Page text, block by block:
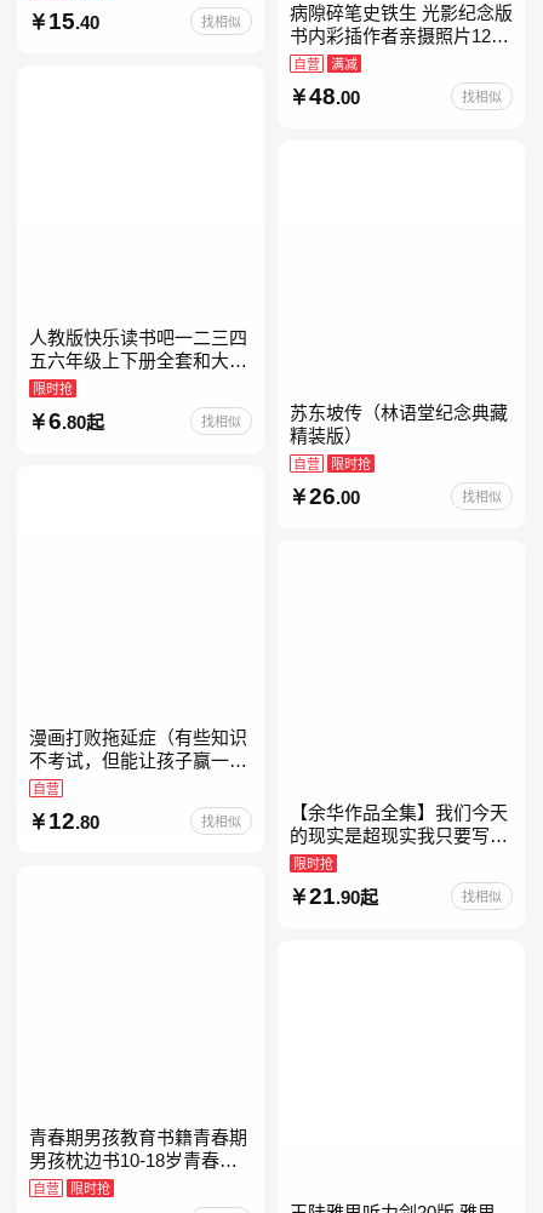
15.40 找相似
病隙碎笔史铁生 光影纪念版
书内彩插作者亲摄照片12幅
史铁生充满灵性光辉的生命
自营 满减
48.00 找相似
人教版快乐读书吧一二三四
五六年级上下册全套和大人
一起读人教版读读童谣和儿
歌小鲤鱼跳龙门中国古代寓
言安徒生童话学生阅读课外
限时抢
6.80起 找相似
苏东坡传（林语堂纪念典藏
精装版）
自营 限时抢
26.00 找相似
漫画打败拖延症（有些知识
不考试，但能让孩子赢一辈
子。减少压力、增强自信、
把握机遇、培养自律，结合
“小行动”触发大脑行动开
自营
12.80 找相似
【余华作品全集】我们今天
的现实是超现实我只要写作
就是回家卢克明的偷偷一笑
余华新书活着世界上的迷路
者余华写作课文学课山谷微
限时抢
21 .90起 找相似
青春期男孩教育书籍青春期
男孩枕边书10-18岁青春期
男孩成长手册男生叛逆期非
暴力家庭教育父母心理学性
自营 限时抢